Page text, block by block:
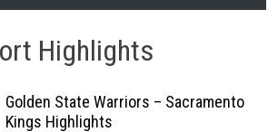
Highlights
Golden State Warriors – Sacramento
Kings Highlights